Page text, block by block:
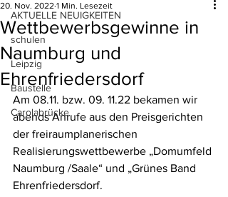
AKTUELLE NEUIGKEITEN
schulen
Leipzig
Baustelle
Carolabrücke
Wettbewerbsgewinne in
Naumburg und
Ehrenfriedersdorf
20. Nov. 2022 1 Min. Lesezeit
Am 08.11. bzw. 09. 11.22 bekamen wir
abends Anrufe aus den Preisgerichten
der freiraumplanerischen
Realisierungswettbewerbe „Domumfeld
Naumburg /Saale“ und „Grünes Band
Ehrenfriedersdorf.